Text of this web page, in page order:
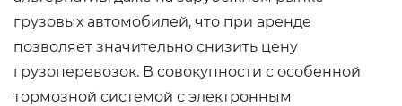
грузовых автомобилей, что при аренде
позволяет значительно снизить цену
грузоперевозок. В совокупности с особенной
тормозной системой с электронным